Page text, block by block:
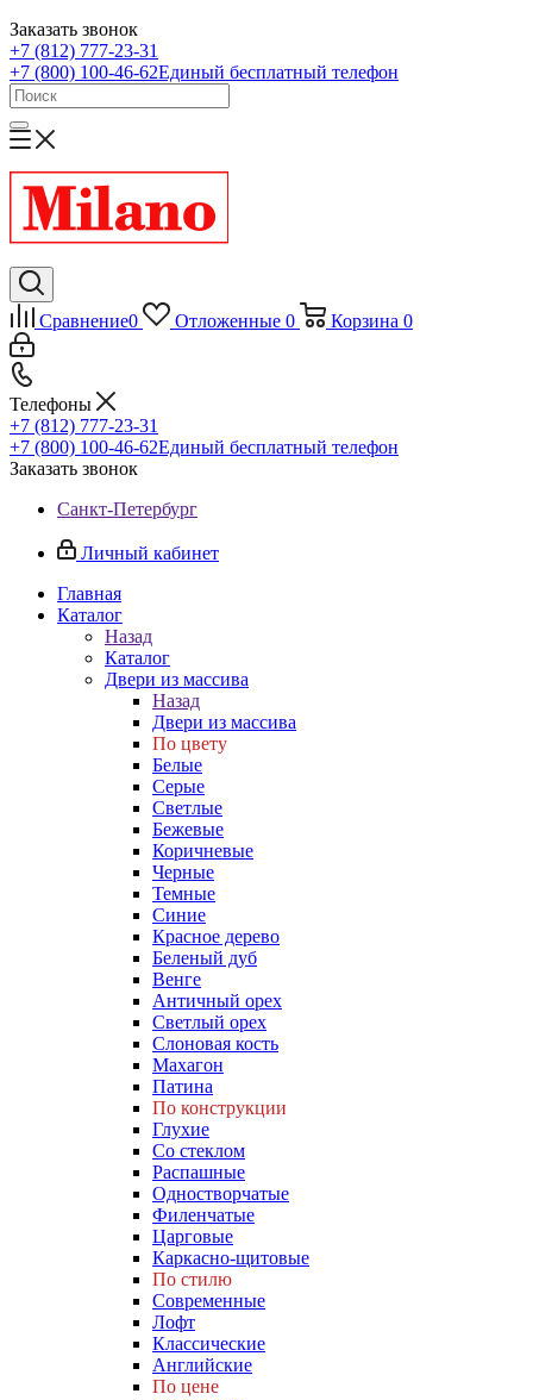
Заказать звонок
+7 (812) 777-23-31
+7 (800) 100-46-62Единый бесплатный телефон
Сравнение0 Отложенные 0 Корзина 0
Телефоны
+7 (812) 777-23-31
+7 (800) 100-46-62Единый бесплатный телефон
Заказать звонок
Санкт-Петербург
Личный кабинет
Главная
Каталог
Назад
Каталог
Двери из массива
Назад
Двери из массива
По цвету
Белые
Серые
Светлые
Бежевые
Коричневые
Черные
Темные
Синие
Красное дерево
Беленый дуб
Венге
Античный орех
Светлый орех
Слоновая кость
Махагон
Патина
По конструкции
Глухие
Со стеклом
Распашные
Одностворчатые
Филенчатые
Царговые
Каркасно-щитовые
По стилю
Современные
Лофт
Классические
Английские
По цене